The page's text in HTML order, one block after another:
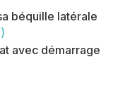
béquille latérale
avec démarrage